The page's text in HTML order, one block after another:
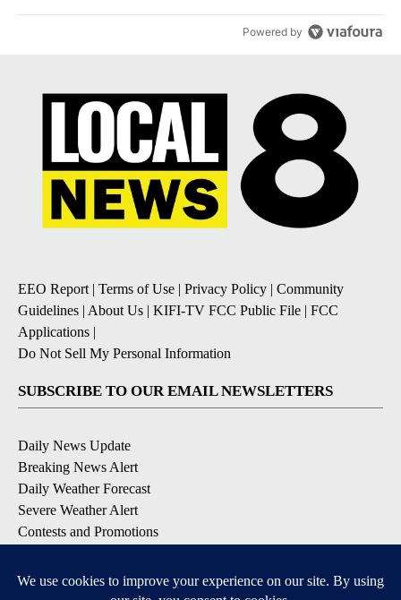
Powered by
EEO Report| Terms of Use | Privacy Policy | Community
Guidelines | About Us | KIFI-TV FCC Public File | FCC
Applications |
Do Not Sell My Personal Information
SUBSCRIBE TO OUR EMAIL NEWSLETTERS
Daily News Update
Breaking News Alert
Daily Weather Forecast
Severe Weather Alert
Contests and Promotions